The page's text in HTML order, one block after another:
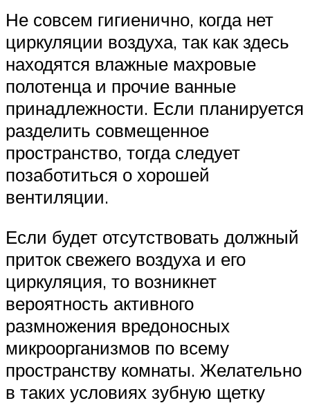
Не совсем гигиенично, когда нет
циркуляции воздуха, так как здесь
находятся влажные махровые
полотенца и прочие ванные
принадлежности. Если планируется
разделить совмещенное
пространство, тогда следует
позаботиться о хорошей
вентиляции.
Если будет отсутствовать должный
приток свежего воздуха и его
циркуляция, то возникнет
вероятность активного
размножения вредоносных
микроорганизмов по всему
пространству комнаты. Желательно
в таких условиях зубную щетку